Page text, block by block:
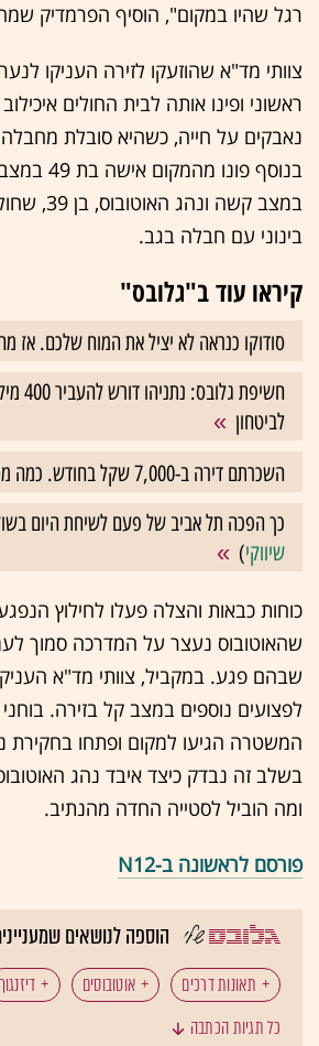
רגל שהיו במקום", הוסיף הפרמדיק
צוותי מד"א שהוזעקו לזירה העניקו
ראשוני ופינו אותה לבית החולים
נאבקים על חייה, כשהיא סובלת
במצב קשה
בינוני עם חבלה בגב.
קיראו עוד ב"גלובס"
סודוקו כנראה לא יציל את המוח שלכם. אז
חשיפת
לביטחון
השכרתם דירה ב-7,000 שקל בחודש. כמה מס תשלמו?
כך הפכה תל אביב של פעם לשיחת היום
שיווקי)
כוחות כבאות והצלה פעלו לחילוץ
שהאוטובוס נעצר על המדרכה סמוך
שבהם פגע. במקביל, צוותי מד"א
לפצועים נוספים במצב קל בזירה.
המשטרה הגיעו למקום ופתחו בחקירת
בשלב זה נבדק כיצד איבד נהג
ומה הוביל לסטייה החדה מהנתיב.
פורסם לראשונה ב-N12
הוספה לנושאים
תאונות דרכים אוטובוסים
כל תגיות הכתבה